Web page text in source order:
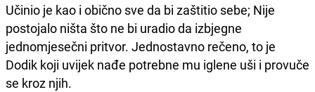
Učinio je kao i obično sve da bi zaštitio sebe; Nije
postojalo ništa što ne bi uradio da izbjegne
jednomjesečni pritvor. Jednostavno rečeno, to je
Dodik koji uvijek nađe potrebne mu iglene uši i provuče
se kroz njih.